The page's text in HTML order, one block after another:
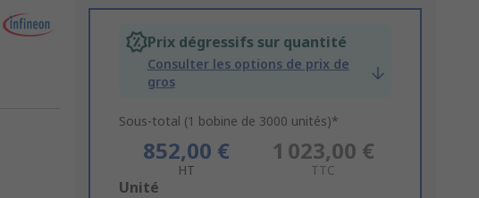
Prix dégressifs sur quantité
Consulter les options de prix de
gros
Sous-total (1 bobine de 3000 unités)*
852,00 €
HT
1 023,00 €
TTC
Add
Unité